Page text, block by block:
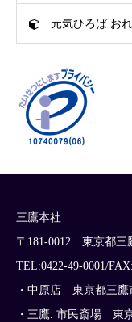
元気ひろば お
三鷹本社
〒181-0012 東京都三
TEL:0422-49-0001/
・中原店 東京都三鷹
・三鷹. 市民斎場 東